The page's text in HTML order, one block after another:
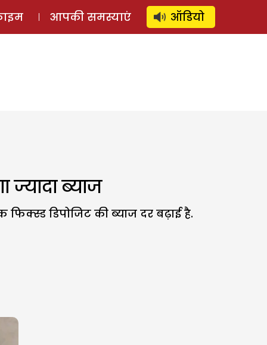
लॉग इन ⚲ SUBSCRIBE
आपकी समस्याएं ऑडियो
ब्याज
डिपोजिट की ब्याज दर बढ़ाई है.